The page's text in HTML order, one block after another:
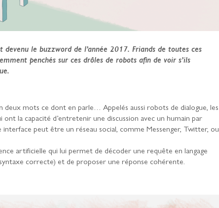
le buzzword de l’année 2017. Friands de toutes ces
penchés sur ces drôles de robots afin de voir s’ils
deux mots ce dont en parle… Appelés aussi robots de dialogue, les
la capacité d’entretenir une discussion avec un humain par
peut être un réseau social, comme Messenger, Twitter, ou
artificielle qui lui permet de décoder une requête en langage
correcte) et de proposer une réponse cohérente.